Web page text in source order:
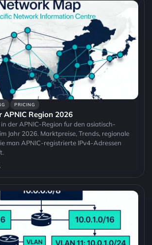
PRICING
APNIC Region 2026
der APNIC-Region fur den asiatisch-
Jahr 2026. Marktpreise, Trends, regionale
man APNIC-registrierte IPv4-Adressen